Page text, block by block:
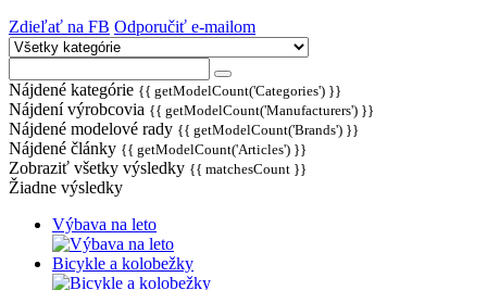
Zdieľať na FB Odporučiť e-mailom
Nájdené kategórie {{ getModelCount('Categories') }}
Nájdení výrobcovia {{ getModelCount('Manufacturers') }}
Nájdené modelové rady {{ getModelCount('Brands') }}
Nájdené články {{ getModelCount('Articles') }}
Zobraziť všetky výsledky {{ matchesCount }}
Žiadne výsledky
Výbava na leto
Bicykle a kolobežky